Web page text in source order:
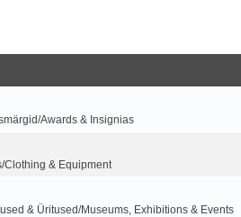
Awards & Insignias
Clothing & Equipment
& Üritused/Museums, Exhibitions & Events